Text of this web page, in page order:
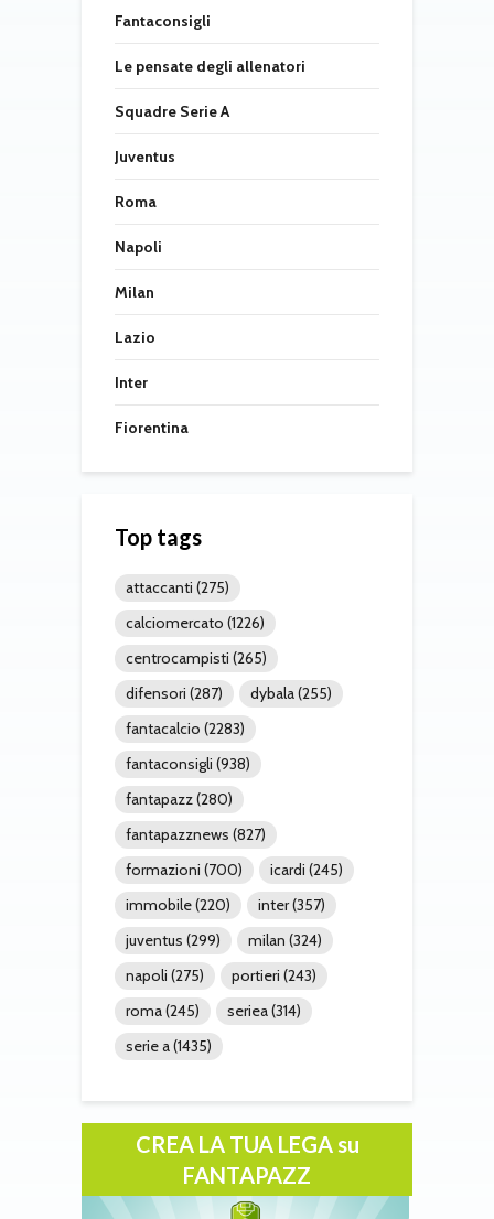
Fantaconsigli
Le pensate degli allenatori
Squadre Serie A
Juventus
Roma
Napoli
Milan
Lazio
Inter
Fiorentina
Top tags
attaccanti (275)
calciomercato (1226)
centrocampisti (265)
difensori (287) dybala(255)
fantacalcio (2283)
fantaconsigli (938)
fantapazz(280)
fantapazznews (827)
formazioni (700) icardi (245)
immobile(220) inter(357)
juventus (299) milan (324)
napoli (275) portieri (243)
roma(245) seriea(314)
serie a(1435)
CREA LA TUA LEGA su
FANTAPAZZ